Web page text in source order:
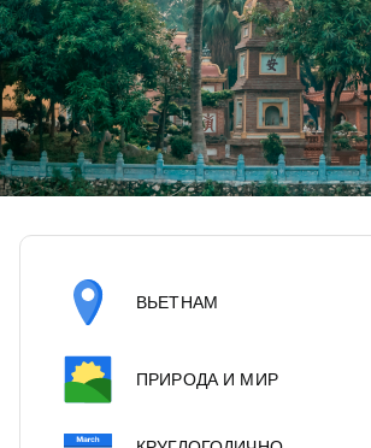
ВЬЕТНАМ
ПРИРОДА И МИР